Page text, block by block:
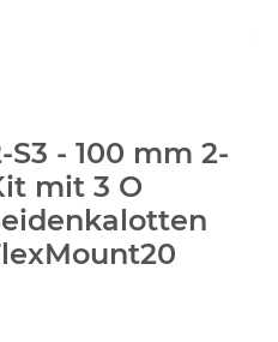
S3 - 100 mm 2-
mit 3 O